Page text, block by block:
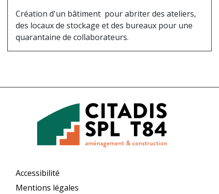
Création d'un bâtiment pour abriter des ateliers,
des locaux de stockage et des bureaux pour une
quarantaine de collaborateurs.
Accessibilité
Mentions légales